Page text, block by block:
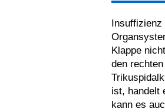
Klappe
den
ist, handelt
kann es